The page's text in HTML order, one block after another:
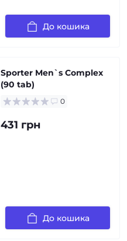
До кошика
Sporter Men`s Complex
(90 tab)
0
431 грн
До кошика